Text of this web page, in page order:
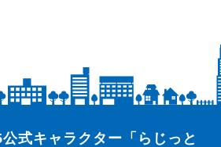
式キャラクター「らじっと